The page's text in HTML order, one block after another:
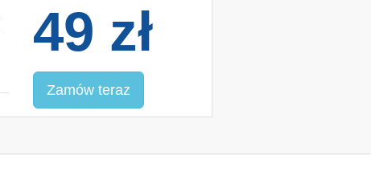
49 zł
Zamów teraz